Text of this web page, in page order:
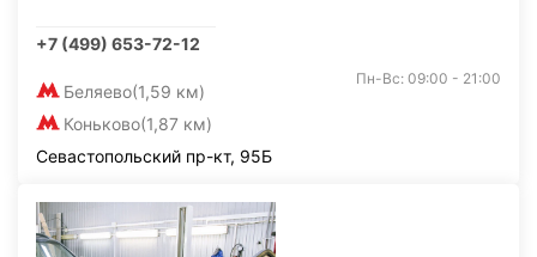
+7 (499) 653-72-12
Беляево(1,59 км)
Коньково(1,87 км)
Пн-Вс: 09:00 - 21:00
Севастопольский пр-кт, 95Б